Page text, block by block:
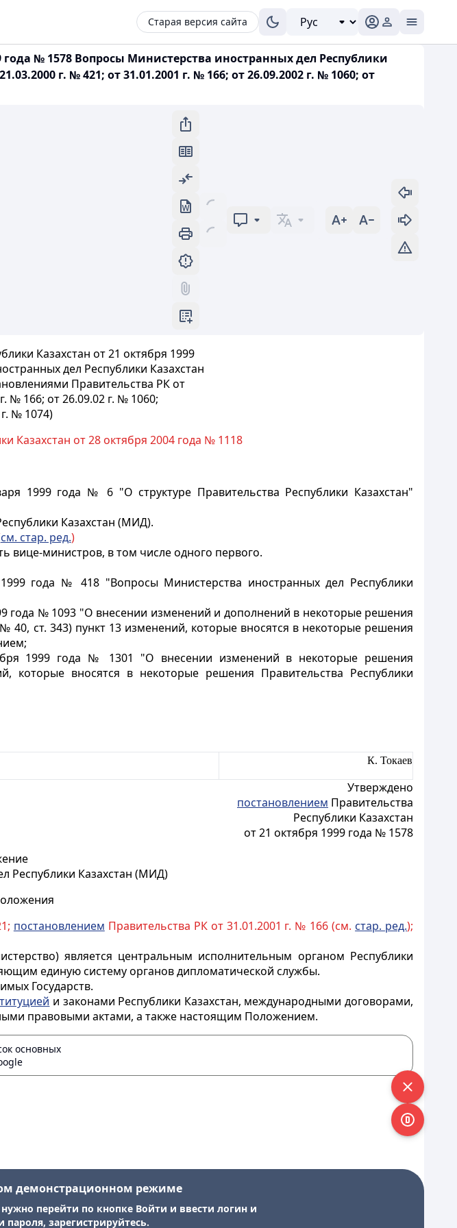
Старая версия сайта
года № 1578 Вопросы Министерства иностранных дел Республики
г. № 421; от 31.01.2001 г. № 166; от 26.09.2002 г. № 1060; от
Казахстан от 21 октября 1999
дел Республики Казахстан
Правительства РК от
№ 166; от 26.09.02 г. № 1060;
№ 1074)
Казахстан от 28 октября 2004 года № 1118
1999 года № 6 "О структуре Правительства Республики Казахстан"
Казахстан (МИД).
см. стар. ред.)
вице-министров, в том числе одного первого.
года № 418 "Вопросы Министерства иностранных дел Республики
года № 1093 "О внесении изменений и дополнений в некоторые решения
40, ст. 343) пункт 13 изменений, которые вносятся в некоторые решения
1999 года № 1301 "О внесении изменений в некоторые решения
которые вносятся в некоторые решения Правительства Республики
К. Токаев
Утверждено
постановлением Правительства
Республики Казахстан
от 21 октября 1999 года № 1578
Республики Казахстан (МИД)
постановлением Правительства РК от 31.01.2001 г. № 166 (см. стар. ред.);
является центральным исполнительным органом Республики
единую систему органов дипломатической службы.
Государств.
и законами Республики Казахстан, международными договорами,
правовыми актами, а также настоящим Положением.
основных
демонстрационном режиме
перейти по кнопке Войти и ввести логин и
пароля, зарегистрируйтесь.